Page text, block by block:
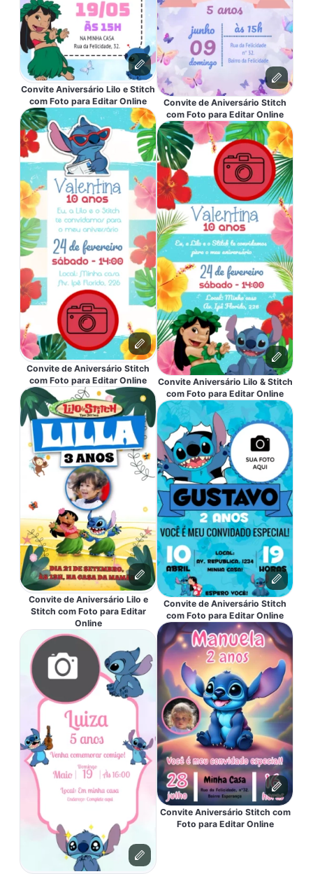
Convite Aniversário Lilo e Stitch
com Foto para Editar Online
Convite de Aniversário Stitch
com Foto para Editar Online
Convite de Aniversário Lilo e
Stitch com Foto para Editar
Online
Convite de Aniversário Stitch
com Foto para Editar Online
Convite Aniversário Lilo & Stitch
com Foto para Editar Online
Convite de Aniversário Stitch
com Foto para Editar Online
Convite Aniversário Stitch com
Foto para Editar Online